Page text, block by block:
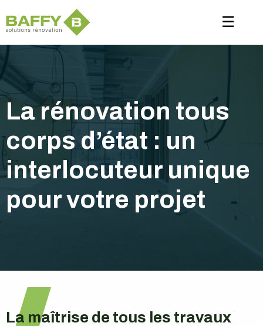
Panneau de gestion des cookies
☰
La rénovation tous
corps d’état : un
interlocuteur unique
pour votre projet
La maîtrise de tous les travaux